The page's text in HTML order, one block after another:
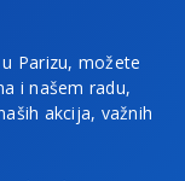
Parizu, možete
i našem radu,
akcija, važnih